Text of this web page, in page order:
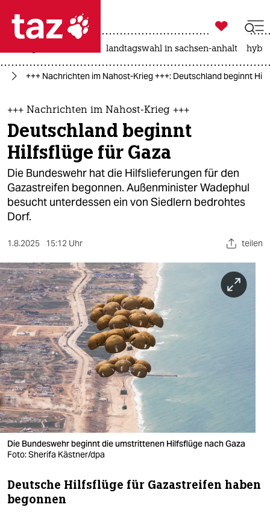
 taz zahl ich
taz zahl ich
themen
politik
öko
gesellschaft
kultur
sport
berlin
nord
wahrheit
verlag
verlag
veranstaltungen
shop
fragen & hilfe
abo

taz zahl ich
landtagswahl in sachsen-anhalt
+++ Nachrichten im Nahost-Krieg +++: Deutschland beginnt
+++ Nachrichten im Nahost-Krieg +++
Deutschland beginnt
Hilfsflüge für Gaza
Die Bundeswehr hat die Hilfslieferungen für den
Gazastreifen begonnen. Außenminister Wadephul
besucht unterdessen ein von Siedlern bedrohtes
Dorf.
1.8.2025 15:12 Uhr teilen
Die Bundeswehr beginnt die umstrittenen Hilfsflüge nach Gaza
Foto: Sherifa Kästner/dpa
Deutsche Hilfsflüge für Gazastreifen haben
begonnen